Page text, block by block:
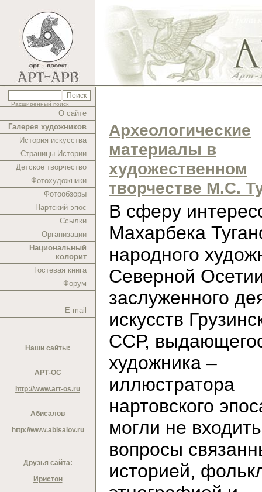
Расширенный поиск
О сайте
Галерея художников
История искусства
Страницы Истории
Детское творчество
Фотохудожники
Фотообзоры
Нартский эпос
Ссылки
Организации
Национальный
колорит
Гостевая книга
Форум
E-mail
Наши сайты:
АРТ-ОС
http://www.art-os.ru
Абисалов
http://www.abisalov.ru
Друзья сайта:
Иристон
Археологические
материалы в
художественном
творчестве М.С.
В cферу
Махарбека
народного
Северной
заслуженного
искусств
ССР,
художника –
иллюстратора
нартовского
могли не входить
вопросы
историей,